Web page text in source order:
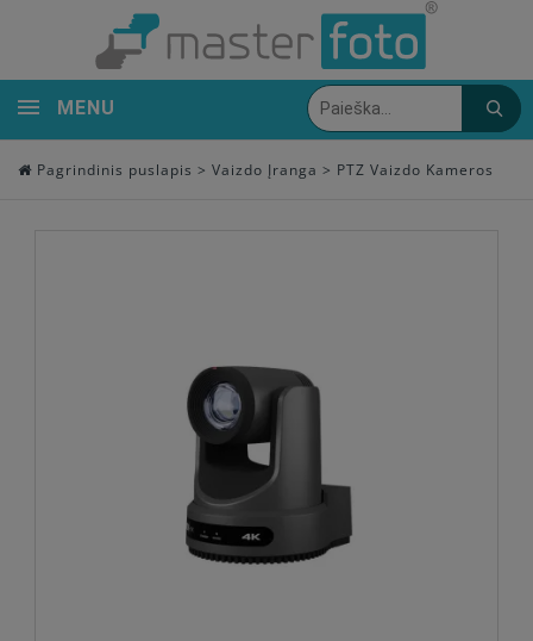
MENU
Pagrindinis puslapis > Vaizdo Įranga > PTZ Vaizdo Kameros